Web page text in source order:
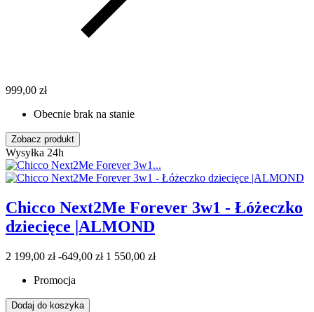
999,00 zł
Obecnie brak na stanie
Zobacz produkt
Wysyłka 24h
Chicco Next2Me Forever 3w1 - Łóżeczko
dziecięce |ALMOND
2 199,00 zł -649,00 zł 1 550,00 zł
Promocja
Dodaj do koszyka